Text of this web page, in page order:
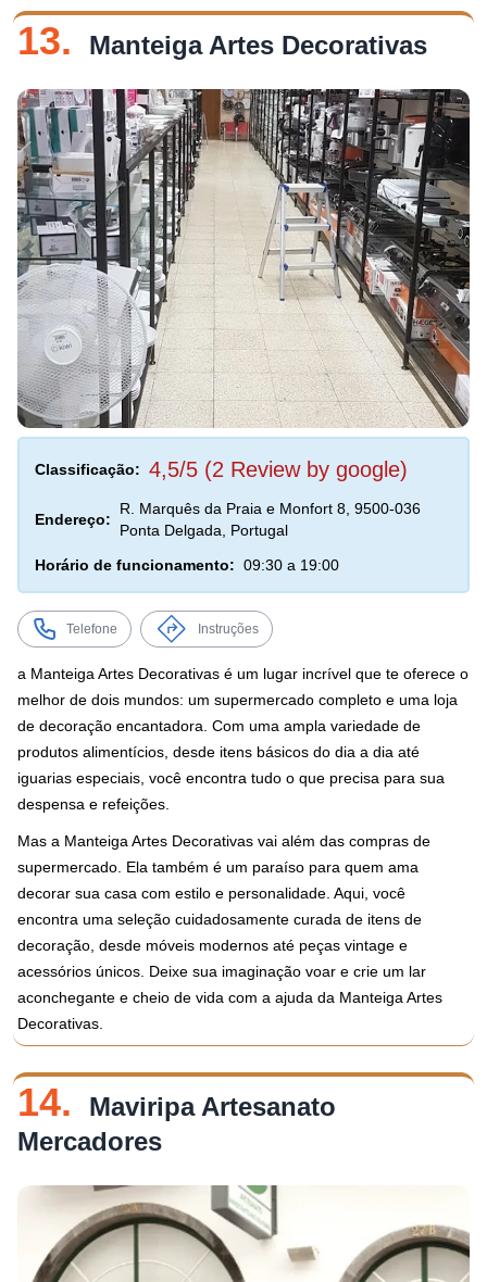
13. Manteiga Artes Decorativas
Classificação: 4,5/5 (2 Review by google)
Endereço:
R. Marquês da Praia e Monfort 8, 9500-036
Ponta Delgada, Portugal
Horário de funcionamento: 09:30 a 19:00
Telefone Instruções
a Manteiga Artes Decorativas é um lugar incrível que te oferece o
melhor de dois mundos: um supermercado completo e uma loja
de decoração encantadora. Com uma ampla variedade de
produtos alimentícios, desde itens básicos do dia a dia até
iguarias especiais, você encontra tudo o que precisa para sua
despensa e refeições.
Mas a Manteiga Artes Decorativas vai além das compras de
supermercado. Ela também é um paraíso para quem ama
decorar sua casa com estilo e personalidade. Aqui, você
encontra uma seleção cuidadosamente curada de itens de
decoração, desde móveis modernos até peças vintage e
acessórios únicos. Deixe sua imaginação voar e crie um lar
aconchegante e cheio de vida com a ajuda da Manteiga Artes
Decorativas.
14.
Maviripa Artesanato
Mercadores